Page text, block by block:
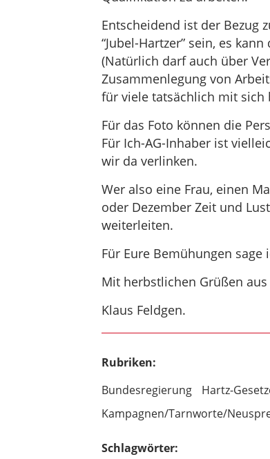
Entscheidend ist der Bezug
“Jubel-Hartzer” sein, es
(Natürlich darf auch über
Zusammenlegung von
für viele tatsächlich mit sich
Für das Foto können die
Für Ich-AG-Inhaber ist
wir da verlinken.
Wer also eine Frau, einen
oder Dezember Zeit und
weiterleiten.
Für Eure Bemühungen sage
Mit herbstlichen Grüßen
Klaus Feldgen.
Rubriken:
Bundesregierung
Hartz-
Kampagnen/Tarnworte/
Schlagwörter: